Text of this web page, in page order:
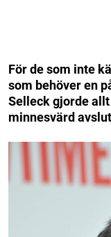
För de som inte
som behöver en
Selleck gjorde
minnesvärd